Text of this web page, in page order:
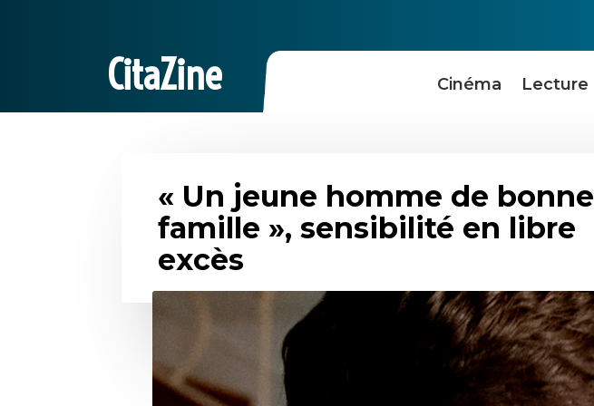
CitaZine Cinéma Lecture
« Un jeune homme de bonne
famille », sensibilité en libre
excès